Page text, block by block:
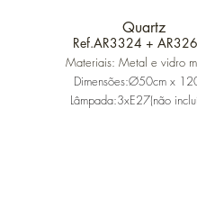
Quartz
Ref.AR3324 +
Materiais: Metal e vidro
Dimensões:Ø50cm x
Lâmpada:3xE27(não